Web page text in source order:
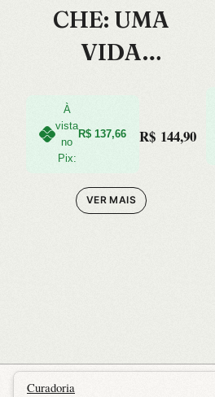
CHE: UMA
VIDA
ARIA –
ROMANCE
GRAFICO
À
vista
no
Pix:
R$ 137,66 R$ 144,90
VER MAIS
Curadoria